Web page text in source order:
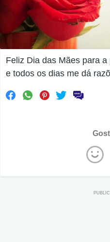
Feliz Dia das Mães para
e todos os dias me dá